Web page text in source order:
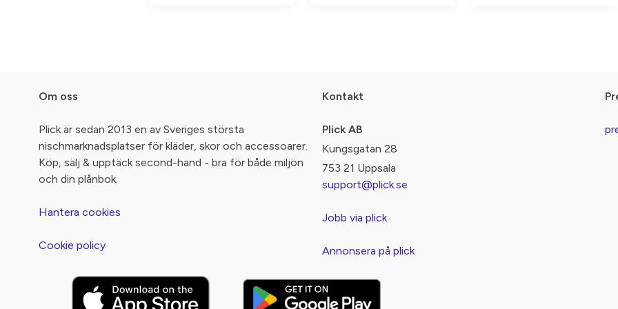
Om oss
Plick är sedan 2013 en av Sveriges största
nischmarknadsplatser för kläder, skor och accessoarer.
Köp, sälj & upptäck second-hand - bra för både miljön
och din plånbok.
Hantera cookies
Cookie policy
Kontakt
Plick AB
Kungsgatan 28
753 21 Uppsala
support@plick.se
Jobb via plick
Annonsera på plick